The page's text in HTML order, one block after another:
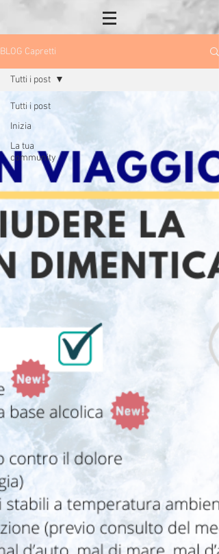
BLOG Capretti
Tutti i post
Inizia
La tua
community
Tutti i post